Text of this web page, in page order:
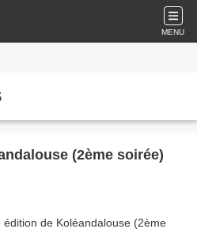
MENU
(2ème soirée)